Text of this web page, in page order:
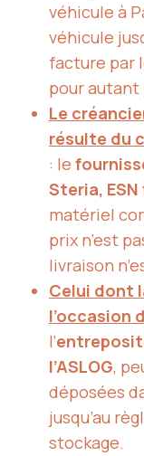
véhicule à
véhicule
facture par
pour
Le
résulte du
: le
Steria,
matériel
prix n’est
livraison
Celui dont
l’occasion
l’
l’ASLOG,
déposées
jusqu’au
stockage.